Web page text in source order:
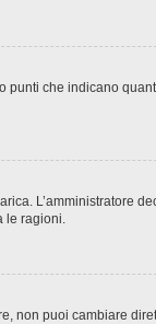
punti che indicano
L’amministratore
le ragioni.
non puoi cambiare